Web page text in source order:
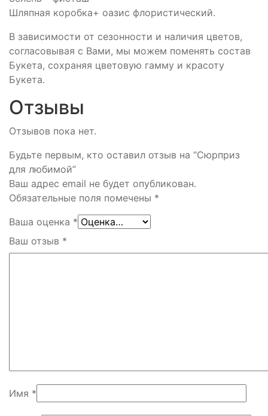
Шляпная коробка+ оазис флористический.
В зависимости от сезонности и наличия цветов,
согласовывая с Вами, мы можем поменять состав
Букета, сохраняя цветовую гамму и красоту
Букета.
Отзывы
Отзывов пока нет.
Будьте первым, кто оставил отзыв на “Сюрприз
для любимой”
Ваш адрес email не будет опубликован.
Обязательные поля помечены *
Ваша оценка *
Ваш отзыв *
Имя *